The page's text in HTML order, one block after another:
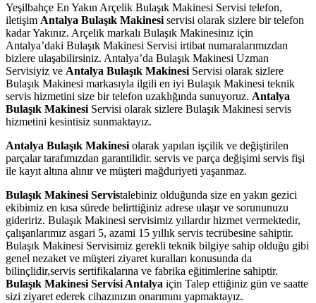
Yeşilbahçe En Yakın Arçelik Bulaşık Makinesi Servisi telefon,
iletişim Antalya Bulaşık Makinesi servisi olarak sizlere bir telefon
kadar Yakınız. Arçelik markalı Bulaşık Makinesinız için
Antalya’daki Bulaşık Makinesi Servisi irtibat numaralarımızdan
bizlere ulaşabilirsiniz. Antalya’da Bulaşık Makinesi Uzman
Servisiyiz ve Antalya Bulaşık Makinesi Servisi olarak sizlere
Bulaşık Makinesi markasıyla ilgili en iyi Bulaşık Makinesi teknik
servis hizmetini size bir telefon uzaklığında sunuyoruz. Antalya
Bulaşık Makinesi Servisi olarak sizlere Bulaşık Makinesi servis
hizmetini kesintisiz sunmaktayız.
Antalya Bulaşık Makinesi olarak yapılan işçilik ve değiştirilen
parçalar tarafımızdan garantilidir. servis ve parça değişimi servis fişi
ile kayıt altına alınır ve müşteri mağduriyeti yaşanmaz.
Bulaşık Makinesi Servistalebiniz olduğunda size en yakın gezici
ekibimiz en kısa sürede belirttiğiniz adrese ulaşır ve sorununuzu
gideririz. Bulaşık Makinesi servisimiz yıllardır hizmet vermektedir,
çalışanlarımız asgari 5, azami 15 yıllık servis tecrübesine sahiptir.
Bulaşık Makinesi Servisimiz gerekli teknik bilgiye sahip olduğu gibi
genel nezaket ve müşteri ziyaret kuralları konusunda da
bilinçlidir,servis sertifikalarına ve fabrika eğitimlerine sahiptir.
Bulaşık Makinesi Servisi Antalya için Talep ettiğiniz gün ve saatte
sizi ziyaret ederek cihazınızın onarımını yapmaktayız.